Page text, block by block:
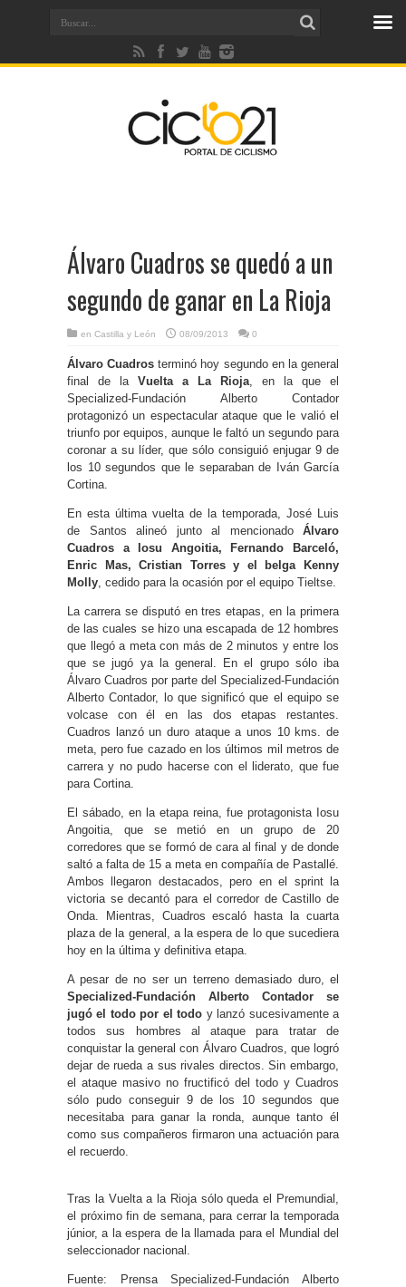
Álvaro Cuadros se quedó a un
segundo de ganar en La Rioja
en Castilla y León 08/09/2013 0
Álvaro Cuadros terminó hoy segundo en la general
final de la Vuelta a La Rioja, en la que el
Specialized-Fundación Alberto Contador
protagonizó un espectacular ataque que le valió el
triunfo por equipos, aunque le faltó un segundo para
coronar a su líder, que sólo consiguió enjugar 9 de
los 10 segundos que le separaban de Iván García
Cortina.
En esta última vuelta de la temporada, José Luis
de Santos alineó junto al mencionado Álvaro
Cuadros a Iosu Angoitia, Fernando Barceló,
Enric Mas, Cristian Torres y el belga Kenny
Molly, cedido para la ocasión por el equipo Tieltse.
La carrera se disputó en tres etapas, en la primera
de las cuales se hizo una escapada de 12 hombres
que llegó a meta con más de 2 minutos y entre los
que se jugó ya la general. En el grupo sólo iba
Álvaro Cuadros por parte del Specialized-Fundación
Alberto Contador, lo que significó que el equipo se
volcase con él en las dos etapas restantes.
Cuadros lanzó un duro ataque a unos 10 kms. de
meta, pero fue cazado en los últimos mil metros de
carrera y no pudo hacerse con el liderato, que fue
para Cortina.
El sábado, en la etapa reina, fue protagonista Iosu
Angoitia, que se metió en un grupo de 20
corredores que se formó de cara al final y de donde
saltó a falta de 15 a meta en compañía de Pastallé.
Ambos llegaron destacados, pero en el sprint la
victoria se decantó para el corredor de Castillo de
Onda. Mientras, Cuadros escaló hasta la cuarta
plaza de la general, a la espera de lo que sucediera
hoy en la última y definitiva etapa.
A pesar de no ser un terreno demasiado duro, el
Specialized-Fundación Alberto Contador se
jugó el todo por el todo y lanzó sucesivamente a
todos sus hombres al ataque para tratar de
conquistar la general con Álvaro Cuadros, que logró
dejar de rueda a sus rivales directos. Sin embargo,
el ataque masivo no fructificó del todo y Cuadros
sólo pudo conseguir 9 de los 10 segundos que
necesitaba para ganar la ronda, aunque tanto él
como sus compañeros firmaron una actuación para
el recuerdo.
Tras la Vuelta a la Rioja sólo queda el Premundial,
el próximo fin de semana, para cerrar la temporada
júnior, a la espera de la llamada para el Mundial del
seleccionador nacional.
Fuente: Prensa Specialized-Fundación Alberto